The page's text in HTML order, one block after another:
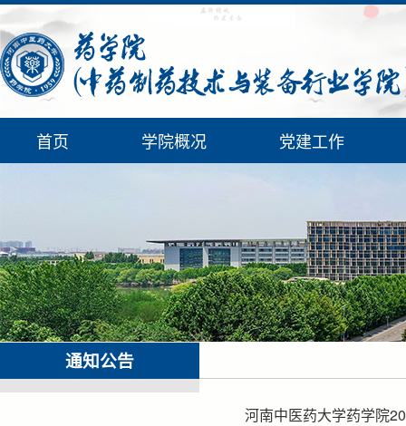
首页 学院概况 党建工作
通知公告
河南中医药大学药学院